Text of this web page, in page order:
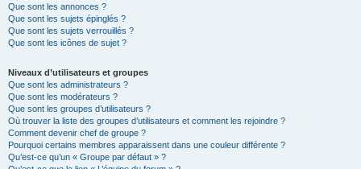
Que sont les annonces ?
Que sont les sujets épinglés ?
Que sont les sujets verrouillés ?
Que sont les icônes de sujet ?
Niveaux d’utilisateurs et groupes
Que sont les administrateurs ?
Que sont les modérateurs ?
Que sont les groupes d’utilisateurs ?
Où trouver la liste des groupes d’utilisateurs et comment les rejoindre ?
Comment devenir chef de groupe ?
Pourquoi certains membres apparaissent dans une couleur différente ?
Qu’est-ce qu’un « Groupe par défaut » ?